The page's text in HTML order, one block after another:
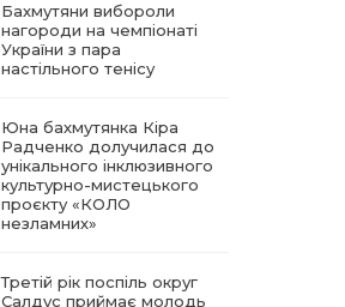
Бахмутяни вибороли
нагороди на чемпіонаті
України з пара
настільного тенісу
Юна бахмутянка Кіра
Радченко долучилася до
унікального інклюзивного
культурно-мистецького
проєкту «КОЛО
незламних»
Третій рік поспіль округ
Салдус приймає молодь